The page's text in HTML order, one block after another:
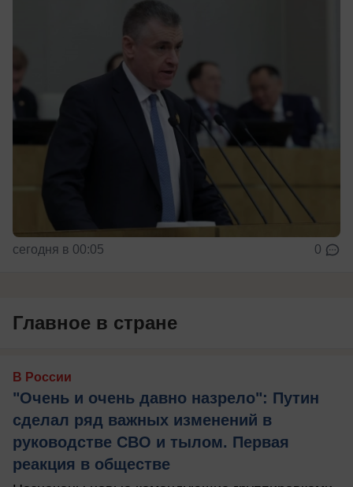
сегодня в 00:05 0
Главное в стране
В России
"Очень и очень давно назрело": Путин
сделал ряд важных изменений в
руководстве СВО и тылом. Первая
реакция в обществе